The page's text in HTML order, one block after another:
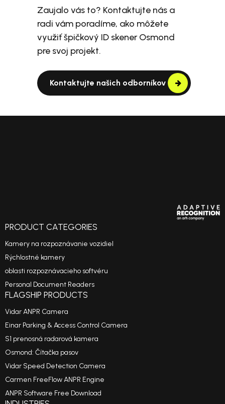
Zaujalo vás to? Kontaktujte nás a
radi vám poradíme, ako môžete
využiť špičkový ID skener Osmond
pre svoj projekt.
Kontaktujte našich odborníkov
PRODUCT CATEGORIES
Kamery na rozpoznávanie vozidiel
Rýchlostné kamery
oblasti rozpoznávacieho softvéru
Personal Document Readers
FLAGSHIP PRODUCTS
Vidar ANPR Camera
Einar Parking & Access Control Camera
S1 prenosná radarová kamera
Osmond: Čítačka pasov
Vidar Speed Detection Camera
Carmen FreeFlow ANPR Engine
ANPR Software Free Download